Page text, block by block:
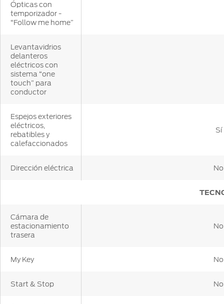
Ópticas con
temporizador -
“Follow me home”
Levantavidrios
delanteros
eléctricos con
sistema “one
touch” para
conductor
Espejos exteriores
eléctricos,
rebatibles y
calefaccionados
Sí
Dirección eléctrica No
Cámara de
estacionamiento
trasera
No
My Key No
Start & Stop No